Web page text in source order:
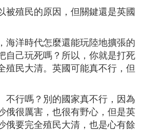
被殖民的原因，但關鍵還是英國
海洋時代怎麼還能玩陸地擴張的
自己玩死嗎？所以，你就是打死
殖民大清。英國可能真不行，但
不行嗎？別的國家真不行，因為
俄很厲害，也很有野心，但是英
俄要完全殖民大清，也是心有餘